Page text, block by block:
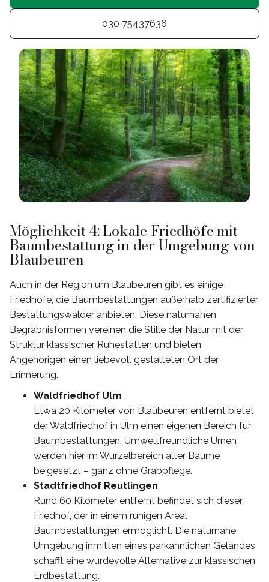
030 75437636
Möglichkeit 4: Lokale Friedhöfe mit
Baumbestattung in der Umgebung von
Blaubeuren
Auch in der Region um Blaubeuren gibt es einige
Friedhöfe, die Baumbestattungen außerhalb zertifizierter
Bestattungswälder anbieten. Diese naturnahen
Begräbnisformen vereinen die Stille der Natur mit der
Struktur klassischer Ruhestätten und bieten
Angehörigen einen liebevoll gestalteten Ort der
Erinnerung.
Waldfriedhof Ulm
Etwa 20 Kilometer von Blaubeuren entfernt bietet
der Waldfriedhof in Ulm einen eigenen Bereich für
Baumbestattungen. Umweltfreundliche Urnen
werden hier im Wurzelbereich alter Bäume
beigesetzt – ganz ohne Grabpflege.
Stadtfriedhof Reutlingen
Rund 60 Kilometer entfernt befindet sich dieser
Friedhof, der in einem ruhigen Areal
Baumbestattungen ermöglicht. Die naturnahe
Umgebung inmitten eines parkähnlichen Geländes
schafft eine würdevolle Alternative zur klassischen
Erdbestattung.